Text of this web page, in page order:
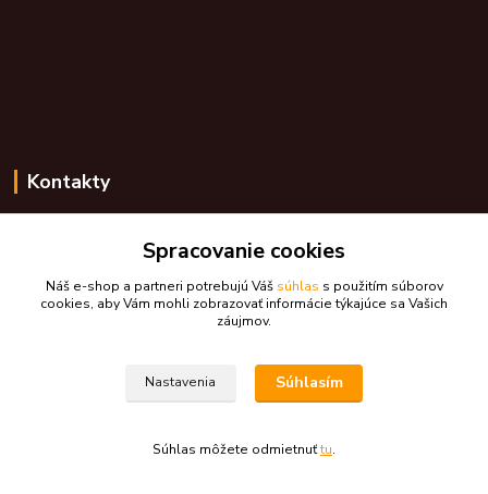
Kontakty
+421 948 776 224
skdarceky@skdarceky.sk
Spracovanie cookies
Náš e-shop a partneri potrebujú Váš súhlas s použitím súborov
cookies, aby Vám mohli zobrazovať informácie týkajúce sa Vašich
záujmov.
Nastavenia Súhlasím
Súhlas môžete odmietnuťtu.